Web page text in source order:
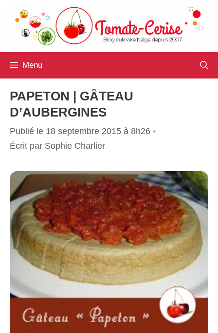
contenu
Menu
PAPETON | GÂTEAU
D’AUBERGINES
Publié le 18 septembre 2015 à 8h26 •
Écrit par Sophie Charlier